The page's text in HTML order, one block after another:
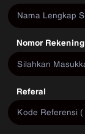
Nomor Rekening
Referal